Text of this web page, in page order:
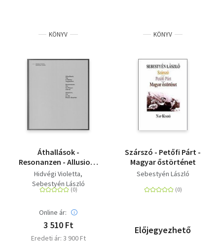
KÖNYV
Áthallások -
Resonanzen - Allusions
- Ybl a
Palotanegyedben
Hidvégi Violetta
Sebestyén László
Online ár:
3 510 Ft
Eredeti ár: 3 900 Ft
KÖNYV
Szárszó - Petőfi Párt -
Magyar őstörténet
Sebestyén László
Előjegyezhető